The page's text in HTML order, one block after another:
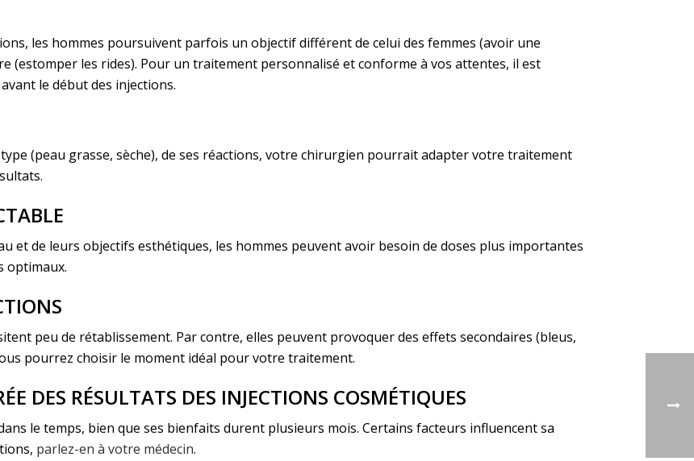
les hommes poursuivent parfois un objectif différent de celui des femmes (avoir une
(estomper les rides). Pour un traitement personnalisé et conforme à vos attentes, il est
le début des injections.
(peau grasse, sèche), de ses réactions, votre chirurgien pourrait adapter votre traitement
et de leurs objectifs esthétiques, les hommes peuvent avoir besoin de doses plus importantes
optimaux.
peu de rétablissement. Par contre, elles peuvent provoquer des effets secondaires (bleus,
pourrez choisir le moment idéal pour votre traitement.
DES RÉSULTATS DES INJECTIONS COSMÉTIQUES
le temps, bien que ses bienfaits durent plusieurs mois. Certains facteurs influencent sa
parlez-en à votre médecin.